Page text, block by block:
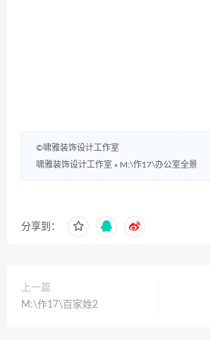
©啸雅装饰设计工作室
啸雅装饰设计工作室 » M:\作17\办公室全景
分享到：
上一篇
M:\作17\百家姓2